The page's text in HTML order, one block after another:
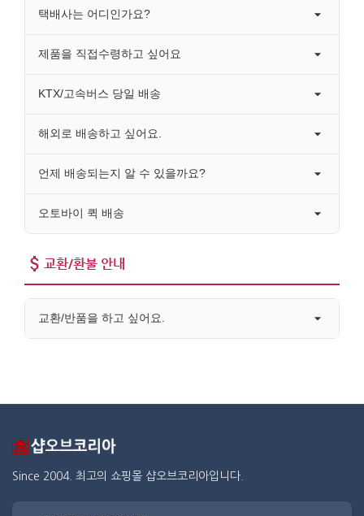
택배사는 어디인가요?
제품을 직접수령하고 싶어요
KTX/고속버스 당일 배송
해외로 배송하고 싶어요.
언제 배송되는지 알 수 있을까요?
오토바이 퀵 배송
교환/환불 안내
교환/반품을 하고 싶어요.
Since 2004. 최고의 쇼핑몰 샵오브코리아입니다.